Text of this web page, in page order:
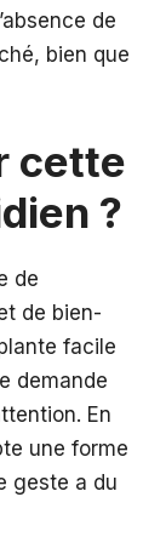
de
bien que
cette
?
de
de bien-
facile
demande
En
une forme
geste a du